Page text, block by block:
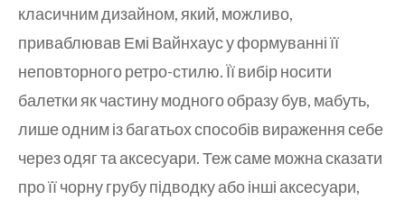
класичним дизайном, який, можливо,
приваблював Емі Вайнхаус у формуванні її
неповторного ретро-стилю. Її вибір носити
балетки як частину модного образу був, мабуть,
лише одним із багатьох способів вираження себе
через одяг та аксесуари. Теж саме можна сказати
про її чорну грубу підводку або інші аксесуари,